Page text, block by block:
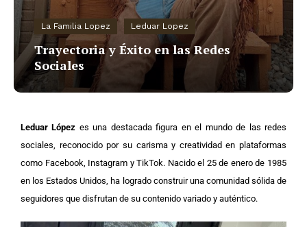
La Familia Lopez Leduar Lopez
Trayectoria y Éxito en las Redes
Sociales
Leduar López es una destacada figura en el mundo de las redes
sociales, reconocido por su carisma y creatividad en plataformas
como Facebook, Instagram y TikTok. Nacido el 25 de enero de 1985
en los Estados Unidos, ha logrado construir una comunidad sólida de
seguidores que disfrutan de su contenido variado y auténtico.